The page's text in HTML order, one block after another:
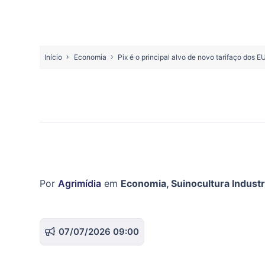
Início Economia Pix é o principal alvo de novo tarifaço dos
Por Agrimídia em Economia, Suinocultura
07/07/2026 09:00